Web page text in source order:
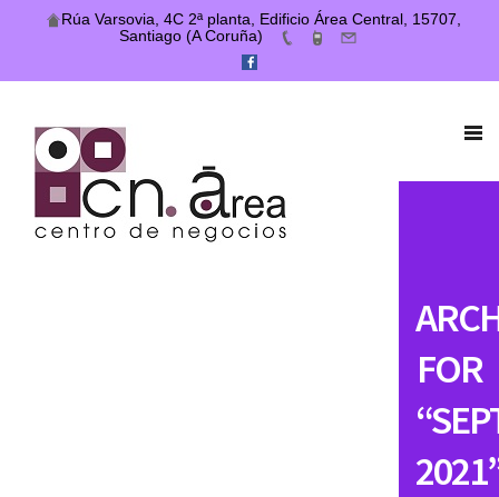
Rúa Varsovia, 4C 2ª planta, Edificio Área Central, 15707,
Santiago (A Coruña)
FOR